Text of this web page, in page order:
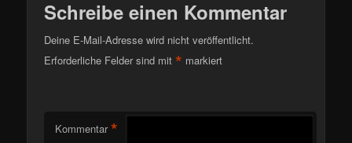
Schreibe einen Kommentar
Deine E-Mail-Adresse wird nicht veröffentlicht.
Erforderliche Felder sind mit* markiert
Kommentar *